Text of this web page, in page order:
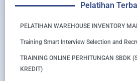
Pelatihan
PELATIHAN WAREHOUSE INVENTORY
Training Smart Interview Selection and
TRAINING ONLINE PERHITUNGAN SBDK
KREDIT)